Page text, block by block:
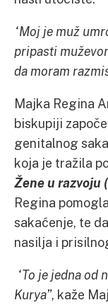
“Moj je muž
pripasti
da moram
Majka Regina
biskupiji
genitalnog
koja je tražila
Žene u razvoju
Regina
sakaćenje, te
nasilja i
“To je jedna
Kurya”, kaže